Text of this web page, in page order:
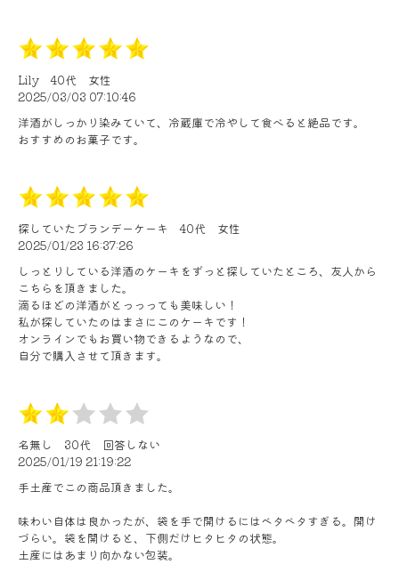
Lily 40代
女性
2025/03/03 07:10:46
洋酒がしっかり染みていて、冷蔵庫で冷やして食べると絶品です。
おすすめのお菓子です。
探していたブランデーケーキ 40代
女性
2025/01/23 16:37:26
しっとりしている洋酒のケーキをずっと探していたところ、友人から
こちらを頂きました。
滴るほどの洋酒がとっっっても美味しい！
私が探していたのはまさにこのケーキです！
オンラインでもお買い物できるようなので、
自分で購入させて頂きます。
名無し 30代
回答しない
2025/01/19 21:19:22
手土産でこの商品頂きました。
味わい自体は良かったが、袋を手で開けるにはベタベタすぎる。開け
づらい。袋を開けると、下側だけヒタヒタの状態。
土産にはあまり向かない包装。